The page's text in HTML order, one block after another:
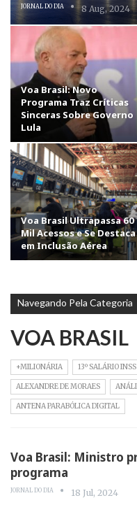
JORNAL DO DIA 8 Aug, 2024
Voa Brasil: Novo
Programa Traz Críticas
Sinceras Sobre Governo
Lula
Voa Brasil Ultrapassa 60
Mil Acessos e Se Destaca
em Inclusão Aérea
Navegando Pela Categoria
VOA BRASIL
+MILIONÁRIA 13º SALÁRIO INSS
ALEXANDRE DE MORAES
ANTENA PARABÓLICA DIGITAL
Voa Brasil: Ministro
programa
JORNAL DO DIA 18 Jul, 2024